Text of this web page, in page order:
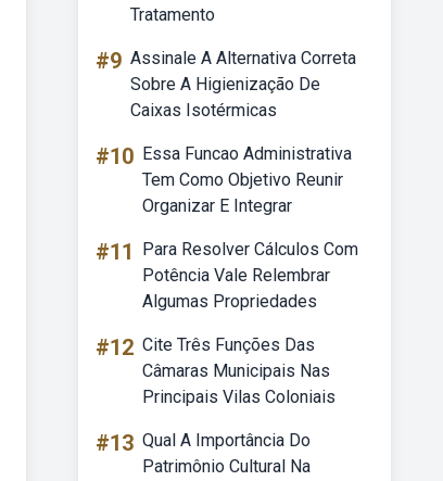
Tratamento
#9 Assinale A Alternativa Correta
Sobre A Higienização De
Caixas Isotérmicas
#10 Essa Funcao Administrativa
Tem Como Objetivo Reunir
Organizar E Integrar
#11
Para Resolver Cálculos Com
Potência Vale Relembrar
Algumas Propriedades
#12 Cite Três Funções Das
Câmaras Municipais Nas
Principais Vilas Coloniais
#13 Qual A Importância Do
Patrimônio Cultural Na